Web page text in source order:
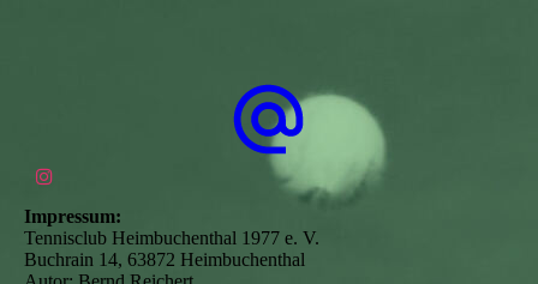
Impressum:
Tennisclub Heimbuchenthal 1977 e. V.
Buchrain 14, 63872 Heimbuchenthal